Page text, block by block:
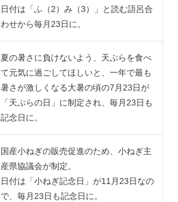
日付は「ふ（2）み（3）」と読む語呂合
わせから毎月23日に。
夏の暑さに負けないよう、天ぷらを食べ
て元気に過ごしてほしいと、一年で最も
暑さが激しくなる大暑の頃の7月23日が
「天ぷらの日」に制定され、毎月23日も
記念日に。
国産小ねぎの販売促進のため、小ねぎ主
産県協議会が制定。
日付は「小ねぎ記念日」が11月23日なの
で、毎月23日も記念日に。